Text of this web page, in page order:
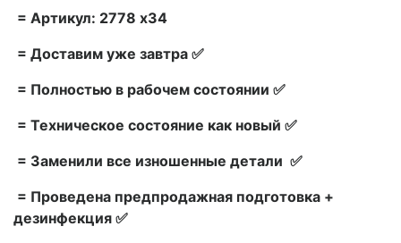
= Артикул: 2778 x34
= Доставим уже завтра ✅
= Полностью в рабочем состоянии ✅
= Техническое состояние как новый ✅
= Заменили все изношенные детали ✅
= Проведена предпродажная подготовка +
дезинфекция ✅